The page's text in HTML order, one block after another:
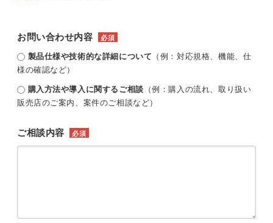
お問い合わせ内容 必須
製品仕様や技術的な詳細について （例：対応規格、機能、仕
様の確認など）
購入方法や導入に関するご相談 （例：購入の流れ、取り扱い
販売店のご案内、案件のご相談など）
ご相談内容 必須